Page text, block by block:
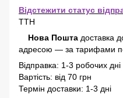
Відстежити статус
ТТН
Нова Пошта доставка
адресою — за тарифами
Відправка: 1-3 робочих дні
Вартість: від 70 грн
Термін доставки: 1-3 дні